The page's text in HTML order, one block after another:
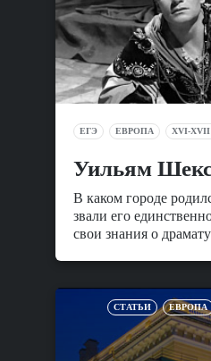
ЕГЭ ЕВРОПА XVI-
Уильям
В каком городе
звали его
свои знания о
СТАТЬИ ЕВРОПА